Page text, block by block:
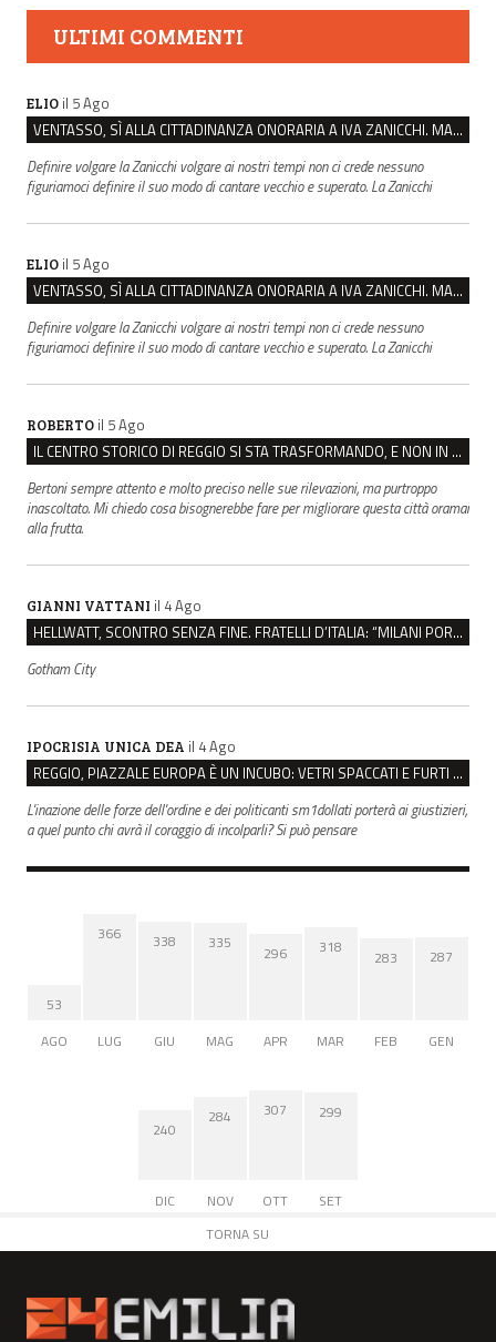
ULTIMI COMMENTI
ELIO il 5 Ago
VENTASSO, SÌ ALLA CITTADINANZA ONORARIA A IVA ZANICCHI. MA BARGIACCHI: “È DI PESSIMO GUSTO”
Definire volgare la Zanicchi volgare ai nostri tempi non ci crede nessuno
figuriamoci definire il suo modo di cantare vecchio e superato. La Zanicchi
ELIO il 5 Ago
VENTASSO, SÌ ALLA CITTADINANZA ONORARIA A IVA ZANICCHI. MA BARGIACCHI: “È DI PESSIMO GUSTO”
Definire volgare la Zanicchi volgare ai nostri tempi non ci crede nessuno
figuriamoci definire il suo modo di cantare vecchio e superato. La Zanicchi
ROBERTO il 5 Ago
IL CENTRO STORICO DI REGGIO SI STA TRASFORMANDO, E NON IN MEGLIO
Bertoni sempre attento e molto preciso nelle sue rilevazioni, ma purtroppo
inascoltato. Mi chiedo cosa bisognerebbe fare per migliorare questa città oramai
alla frutta.
GIANNI VATTANI il 4 Ago
HELLWATT, SCONTRO SENZA FINE. FRATELLI D’ITALIA: “MILANI PORTA DOCUMENTI, DE FRANCO INSULTI”
Gotham City
IPOCRISIA UNICA DEA il 4 Ago
REGGIO, PIAZZALE EUROPA È UN INCUBO: VETRI SPACCATI E FURTI SULLE AUTO IN SOSTA
L'inazione delle forze dell'ordine e dei politicanti sm1dollati porterà ai giustizieri,
a quel punto chi avrà il coraggio di incolparli? Si può pensare
53
AGO
366
LUG
338
GIU
335
MAG
296
APR
318
MAR
283
FEB
287
GEN
240
DIC
284
NOV
307
OTT
299
SET
TORNA SU